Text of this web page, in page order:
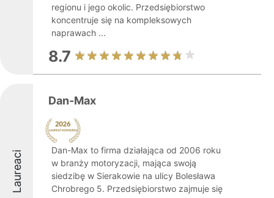
regionu i jego okolic. Przedsiębiorstwo
koncentruje się na kompleksowych
naprawach ...
8.7
Laureaci
Dan-Max
Dan-Max to firma działająca od 2006 roku
w branży motoryzacji, mająca swoją
siedzibę w Sierakowie na ulicy Bolesława
Chrobrego 5. Przedsiębiorstwo zajmuje się